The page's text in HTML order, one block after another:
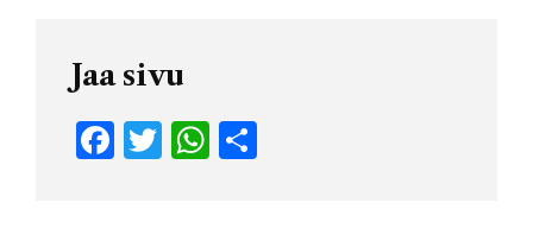
Jaa sivu
F
T
W